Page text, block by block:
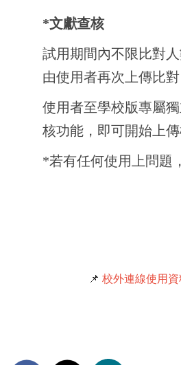
*文獻查核
試用期間內不限比對
由使用者再次上傳比對
使用者至學校版專屬
核功能，即可開始上傳
*若有任何使用上問題
📌 校外連線使用資